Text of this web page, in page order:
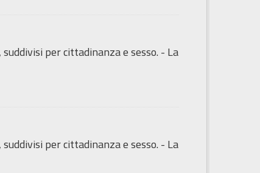
per cittadinanza e sesso. - La
per cittadinanza e sesso. - La